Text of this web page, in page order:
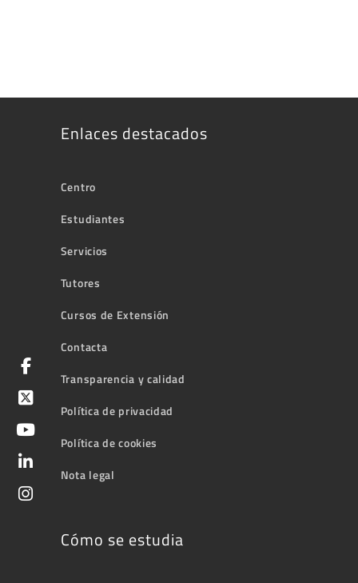
Enlaces destacados
Centro
Estudiantes
Servicios
Tutores
Cursos de Extensión
Contacta
Transparencia y calidad
Política de privacidad
Política de cookies
Nota legal
Cómo se estudia